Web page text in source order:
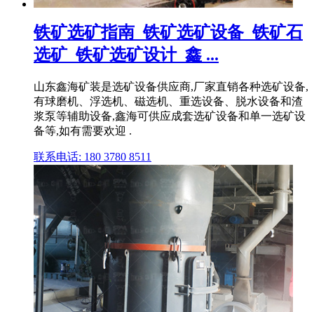
铁矿选矿指南_铁矿选矿设备_铁矿石
选矿_铁矿选矿设计_鑫 ...
山东鑫海矿装是选矿设备供应商,厂家直销各种选矿设备,
有球磨机、浮选机、磁选机、重选设备、脱水设备和渣
浆泵等辅助设备,鑫海可供应成套选矿设备和单一选矿设
备等,如有需要欢迎 .
联系电话: 180 3780 8511